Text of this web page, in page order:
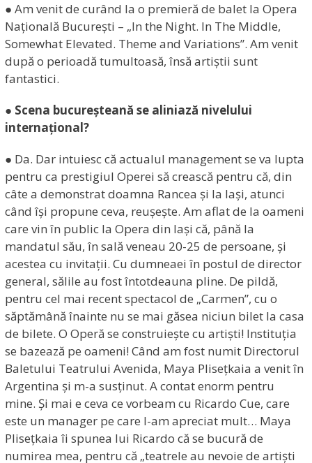
● Am venit de curând la o premieră de balet la Opera
Națională București – „In the Night. In The Middle,
Somewhat Elevated. Theme and Variations”. Am venit
după o perioadă tumultoasă, însă artiștii sunt
fantastici.
● Scena bucureșteană se aliniază nivelului
internațional?
● Da. Dar intuiesc că actualul management se va lupta
pentru ca prestigiul Operei să crească pentru că, din
câte a demonstrat doamna Rancea și la Iași, atunci
când își propune ceva, reușește. Am aflat de la oameni
care vin în public la Opera din Iași că, până la
mandatul său, în sală veneau 20-25 de persoane, și
acestea cu invitații. Cu dumneaei în postul de director
general, sălile au fost întotdeauna pline. De pildă,
pentru cel mai recent spectacol de „Carmen”, cu o
săptămână înainte nu se mai găsea niciun bilet la casa
de bilete. O Operă se construiește cu artiști! Instituția
se bazează pe oameni! Când am fost numit Directorul
Baletului Teatrului Avenida, Maya Plisețkaia a venit în
Argentina și m-a susținut. A contat enorm pentru
mine. Și mai e ceva ce vorbeam cu Ricardo Cue, care
este un manager pe care l-am apreciat mult… Maya
Plisețkaia îi spunea lui Ricardo că se bucură de
numirea mea, pentru că „teatrele au nevoie de artiști